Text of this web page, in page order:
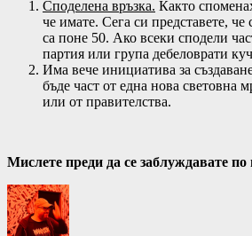
Споделена връзка. Както
че имате. Сега си представете,
са поне 50. Ако всеки сподели
партия или група дебеловрати
Има вече инициатива за
бъде част от една нова световна
или от правителства.
Мислете преди да се заблуждавате